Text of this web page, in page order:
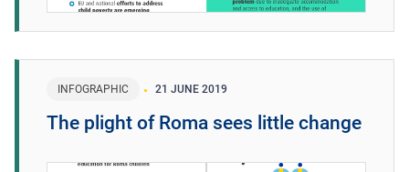
INFOGRAPHIC 21 JUNE 2019
The plight of Roma sees little change